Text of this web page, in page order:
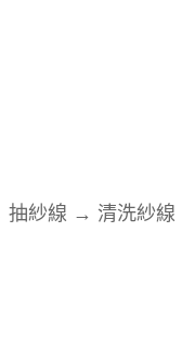
紗線 → 清洗紗